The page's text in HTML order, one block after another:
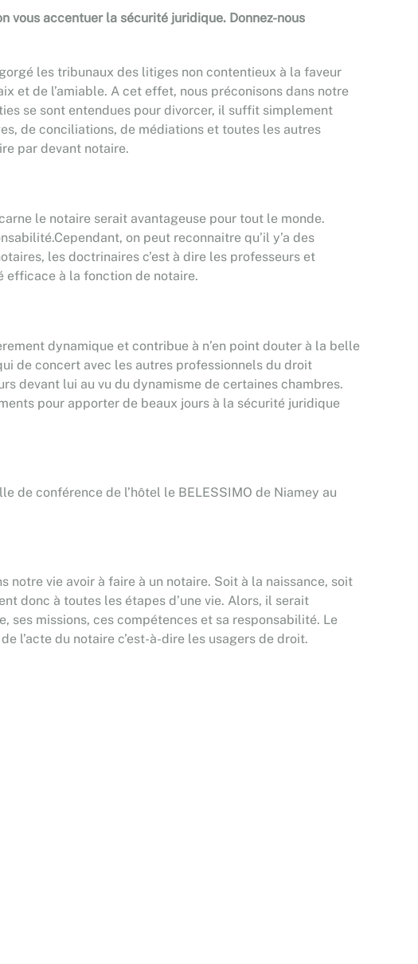
vous accentuer la sécurité juridique. Donnez-nous
les tribunaux des litiges non contentieux à la faveur
et de l’amiable. A cet effet, nous préconisons dans notre
se sont entendues pour divorcer, il suffit simplement
de conciliations, de médiations et toutes les autres
par devant notaire.
le notaire serait avantageuse pour tout le monde.
on peut reconnaitre qu’il y’a des
les doctrinaires c’est à dire les professeurs et
efficace à la fonction de notaire.
dynamique et contribue à n’en point douter à la belle
de concert avec les autres professionnels du droit
devant lui au vu du dynamisme de certaines chambres.
pour apporter de beaux jours à la sécurité juridique
de conférence de l’hôtel le BELESSIMO de Niamey au
notre vie avoir à faire à un notaire. Soit à la naissance, soit
donc à toutes les étapes d’une vie. Alors, il serait
missions, ces compétences et sa responsabilité. Le
l’acte du notaire c’est-à-dire les usagers de droit.